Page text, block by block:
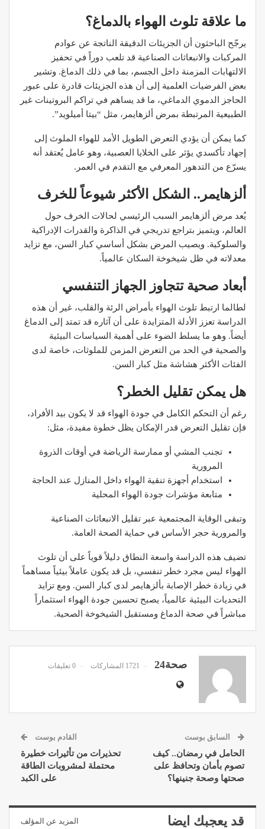
ما علاقة تلوث الهواء بالدماغ؟
يرجّح الباحثون أن الجزيئات الدقيقة الناتجة عن عوادم
المركبات والانبعاثات الصناعية قد تلعب دوراً في تحفيز
الالتهابات المزمنة داخل الجسم، بما في ذلك الدماغ. وتشير
بعض الفرضيات العلمية إلى أن هذه الجزيئات قادرة على عبور
الحاجز الدموي الدماغي، ما قد يساهم في تراكم البروتينات غير
الطبيعية المرتبطة بمرض ألزهايمر، مثل “بيتا أميلويد”.
كما يمكن أن يؤدي التعرض الطويل الأمد للهواء الملوث إلى
إجهاد تأكسدي يؤثر على الخلايا العصبية، وهو عامل يُعتقد أنه
يسرّع من التدهور المعرفي مع التقدم في العمر.
ألزهايمر.. الشكل الأكثر شيوعاً للخرف
يُعد مرض ألزهايمر السبب الرئيسي لحالات الخرف حول
العالم، ويتميز بتراجع تدريجي في الذاكرة والقدرات الإدراكية
والسلوكية. ويصيب المرض بشكل أساسي كبار السن، مع تزايد
معدلاته في ظل شيخوخة السكان عالمياً.
أبعاد صحية تتجاوز الجهاز التنفسي
لطالما ارتبط تلوث الهواء بأمراض الرئة والقلب، غير أن هذه
الدراسة تعزز الأدلة المتزايدة على أن آثاره قد تمتد إلى الدماغ
أيضاً. وهو ما يسلط الضوء على أهمية السياسات البيئية
والصحية في الحد من التعرض المزمن للملوثات، خاصة لدى
الفئات الأكثر هشاشة مثل كبار السن.
هل يمكن تقليل الخطر؟
رغم أن التحكم الكامل في جودة الهواء قد لا يكون بيد الأفراد،
فإن تقليل التعرض قدر الإمكان يظل خطوة مفيدة، مثل:
تجنب المشي أو ممارسة الرياضة في أوقات الذروة
المرورية
استخدام أجهزة تنقية الهواء داخل المنازل عند الحاجة
متابعة مؤشرات جودة الهواء المحلية
وتبقى الوقاية المجتمعية عبر تقليل الانبعاثات الصناعية
والمرورية حجر الأساس في حماية الصحة العامة.
تضيف هذه الدراسة واسعة النطاق دليلاً قوياً على أن تلوث
الهواء ليس مجرد خطر تنفسي، بل قد يكون عاملاً بيئياً مساهماً
في زيادة خطر الإصابة بألزهايمر لدى كبار السن. ومع تزايد
التحديات البيئية عالمياً، يصبح تحسين جودة الهواء استثماراً
مباشراً في صحة الدماغ ومستقبل الشيخوخة الصحية.
صحة24 1721 المشاركات 0 تعليقات
السابق بوست
الحامل في رمضان.. كيف
تصوم بأمان وتحافظ على
صحتها وصحة جنينها؟
القادم بوست
تحذيرات من تأثيرات خطيرة
محتملة لمشروبات الطاقة
على الكبد
قد يعجبك ايضا المزيد عن المؤلف